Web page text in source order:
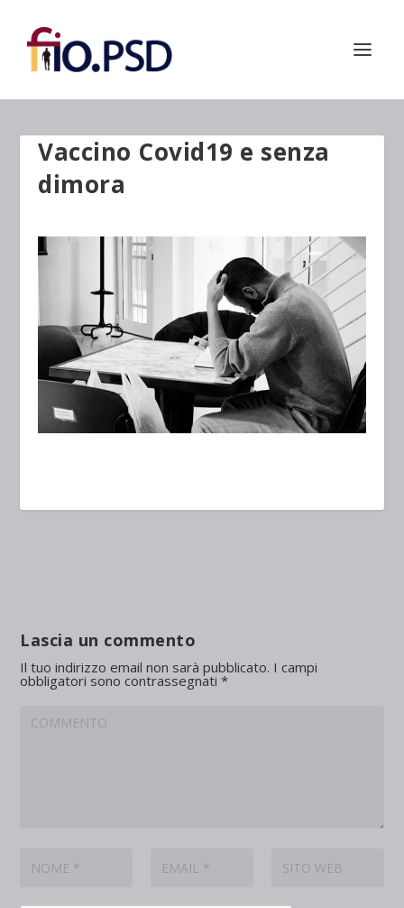
Vaccino Covid19 e senza
dimora
Lascia un commento
Il tuo indirizzo email non sarà pubblicato. I campi
obbligatori sono contrassegnati*